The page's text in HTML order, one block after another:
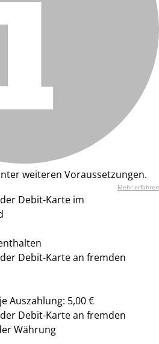
weiteren Voraussetzungen.
Mehr erfahren
Debit-Karte im
Debit-Karte an fremden
Auszahlung: 5,00 €
Debit-Karte an fremden
Währung